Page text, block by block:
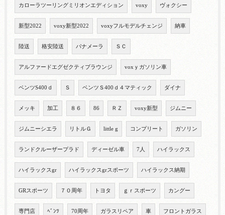
カローラツーリングミリオンエディション voxy ヴォクシー
新型2022 voxy新型2022 voxyフルモデルチェンジ 納車
陸送 格安陸送 パナメーラ ＳＣ
アルファードエグゼクティブラウンジ voxｙガソリン車
ベンツS400ｄ Ｓ ベンツＳ400ｄ４マティック ダイナ
メッキ 加工 ８６ 86 ＲＺ voxy新型 ジムニー
ジムニーシエラ リトルＧ little g コンプリート ガソリン
ランドクルーザープラド ディーゼル車 7人 ハイラックス
ハイラックスgr ハイラックスgrスポーツ ハイラックス納期
GRスポーツ ７０周年 トヨタ ｇｒスポーツ カングー
専門店 ﾍﾞﾝﾂ 70周年 ガラスリペア 車 フロントガラス